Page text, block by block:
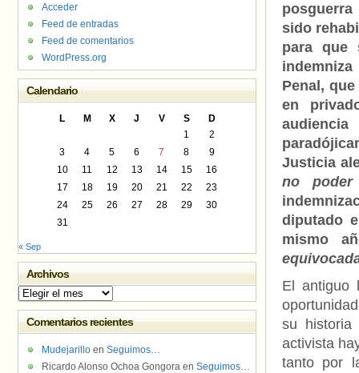
sido
para que
Penal,
en
Justicia
no poder
diputado
mismo
El antiguo
su historia
activista
tanto por
Acceder
Feed de entradas
Feed de comentarios
WordPress.org
Calendario
L M X J V S
D
1
2
3
4 5 6 7 8
9
10
11 12 13 14 15
16
17
18 19 20 21 22
23
24
25 26 27 28 29
30
31
« Sep
Archivos
Archivos
Comentarios recientes
Mudejarillo en Seguimos…
Ricardo Alonso Ochoa Gongora en Seguimos…